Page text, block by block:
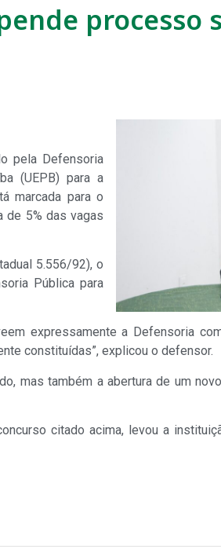
processo
pela Defensoria
(UEPB) para a
marcada para o
de 5% das vagas
5.556/92), o
Pública para
expressamente a Defensoria
constituídas”, explicou o defensor.
mas também a abertura de um
citado acima, levou a